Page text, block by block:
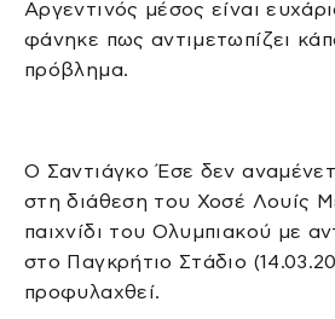
Αργεντινός μέσος είναι
φάνηκε πως αντιμετωπίζει
πρόβλημα.
Ο Σαντιάγκο Έσε δεν
στη διάθεση του Χοσέ Λουίς
παιχνίδι του Ολυμπιακού με
στο Παγκρήτιο Στάδιο
προφυλαχθεί.